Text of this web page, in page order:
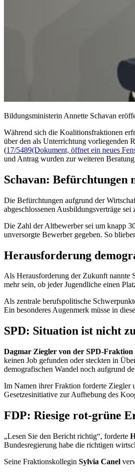
Bildungsministerin Annette Schavan
Während sich die Koalitionsfraktionen
über den als Unterrichtung vorliegenden
(17/5489(Dokument, öffnet ein neues
und Antrag wurden zur weiteren
Schavan: Befürchtungen
Die Befürchtungen aufgrund der
abgeschlossenen Ausbildungsverträge
Die Zahl der Altbewerber sei um knapp
unversorgte Bewerber gegeben. So
Herausforderung
Als Herausforderung der Zukunft nannte
mehr sein, ob jeder Jugendliche einen
Als zentrale berufspolitische
Ein besonderes Augenmerk müsse in
SPD: Situation ist nicht
Dagmar Ziegler von der SPD-Fraktion
keinen Job gefunden oder steckten in
demografischen Wandel noch aufgrund
Im Namen ihrer Fraktion forderte Ziegler
Gesetzesinitiative zur Aufhebung des
FDP: Riesige rot-grüne
„Lesen Sie den Bericht richtig“, forderte
Bundesregierung habe die richtigen
Seine Fraktionskollegin Sylvia Canel